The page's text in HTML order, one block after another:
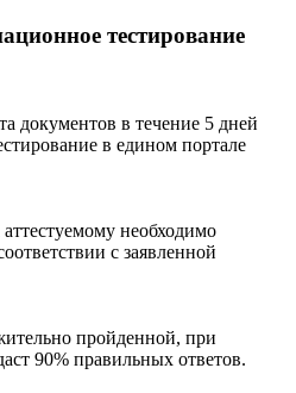
тестирование
документов в течение 5 дней
в едином портале
необходимо
с заявленной
пройденной, при
90% правильных ответов.